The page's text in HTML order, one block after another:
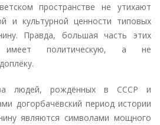
пространстве не утихают
и культурной ценности типовых
Правда, большая часть этих
имеет политическую, а не
людей, рождённых в СССР и
догорбачёвский период истории
являются символами мощного